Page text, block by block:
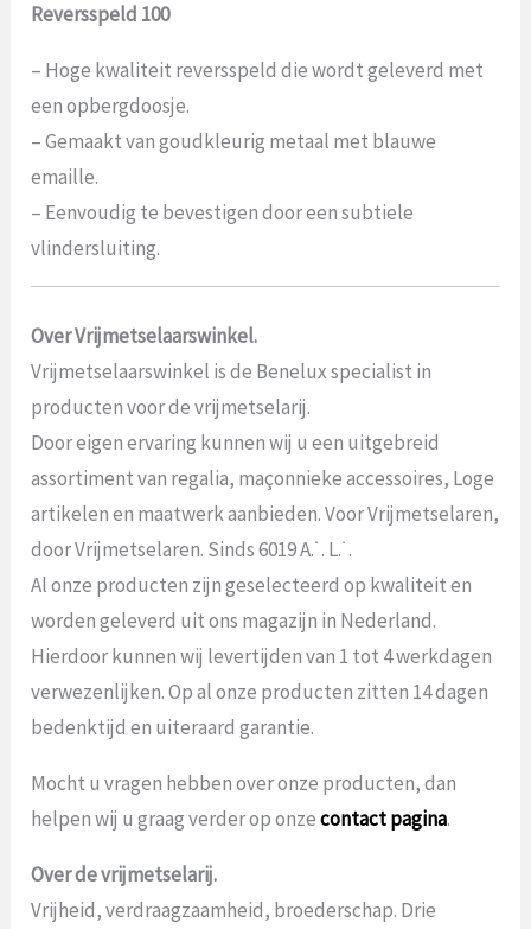
Reversspeld 100
– Hoge kwaliteit reversspeld die wordt geleverd met
een opbergdoosje.
– Gemaakt van goudkleurig metaal met blauwe
emaille.
– Eenvoudig te bevestigen door een subtiele
vlindersluiting.
Over Vrijmetselaarswinkel.
Vrijmetselaarswinkel is de Benelux specialist in
producten voor de vrijmetselarij.
Door eigen ervaring kunnen wij u een uitgebreid
assortiment van regalia, maçonnieke accessoires, Loge
artikelen en maatwerk aanbieden. Voor Vrijmetselaren,
door Vrijmetselaren. Sinds 6019 A.˙. L.˙.
Al onze producten zijn geselecteerd op kwaliteit en
worden geleverd uit ons magazijn in Nederland.
Hierdoor kunnen wij levertijden van 1 tot 4 werkdagen
verwezenlijken. Op al onze producten zitten 14 dagen
bedenktijd en uiteraard garantie.
Mocht u vragen hebben over onze producten, dan
helpen wij u graag verder op onzecontact pagina.
Over de vrijmetselarij.
Vrijheid, verdraagzaamheid, broederschap. Drie